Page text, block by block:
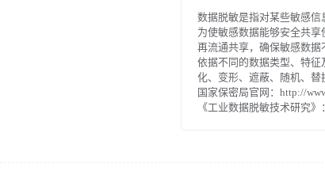
数据脱敏是指对某些敏感信
为使敏感数据能够安全共
再流通共享，确保敏感数据
依据不同的数据类型、特
化、变形、遮蔽、随机、替
国家保密局官网：http://
《工业数据脱敏技术研究